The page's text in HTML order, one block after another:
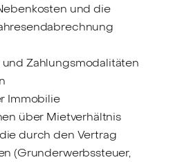
und die
Zahlungsmodalitäten
Immobilie
über Mietverhältnis
durch den Vertrag
(Grunderwerbssteuer,